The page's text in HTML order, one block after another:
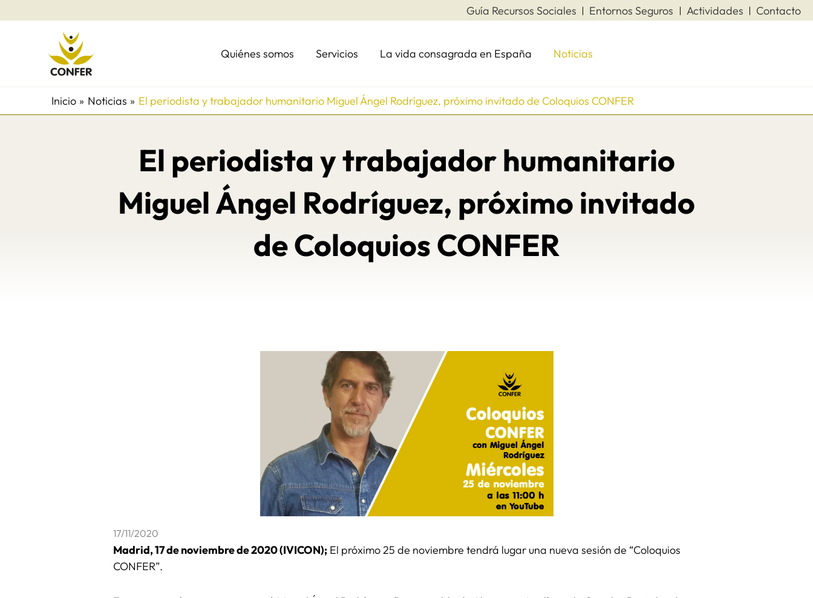
al
Guía Recursos Sociales Entornos Seguros Actividades Contacto
Quiénes somos Servicios La vida consagrada en España Noticias
Inicio Noticias El periodista y trabajador humanitario Miguel Ángel Rodríguez, próximo invitado de Coloquios CONFER
El periodista y trabajador humanitario
Miguel Ángel Rodríguez, próximo invitado
de Coloquios CONFER
17/11/2020
Madrid, 17 de noviembre de 2020 (IVICON); El próximo 25 de noviembre tendrá lugar una nueva sesión de “Coloquios
CONFER”.